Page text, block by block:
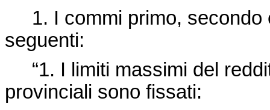
1. I commi primo, secondo
seguenti:
“1. I limiti massimi del
provinciali sono fissati: